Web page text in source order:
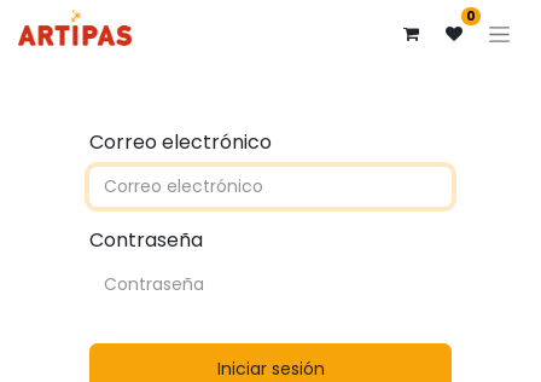
0
Correo electrónico
Contraseña
Iniciar sesión